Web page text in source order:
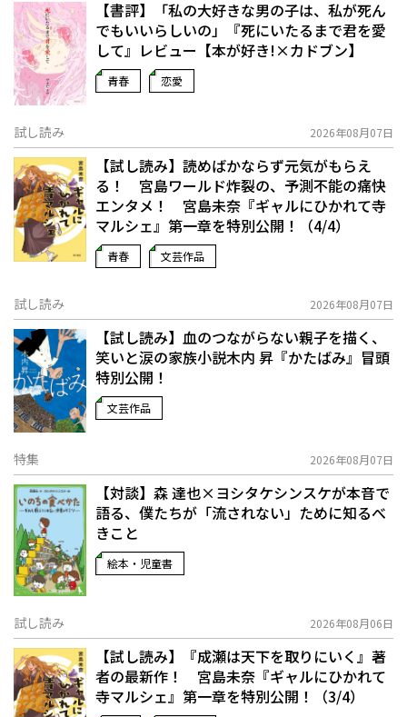
【書評】「私の大好きな男の子は、私が死ん
でもいいらしいの」――『死にいたるまで君を愛
して』レビュー【本が好き!×カドブン】
青春 恋愛
試し読み 2026年08月07日
【試し読み】読めばかならず元気がもらえ
る！ 宮島ワールド炸裂の、予測不能の痛快
エンタメ！ 宮島未奈『ギャルにひかれて寺
マルシェ』第一章を特別公開！（4/4）
青春 文芸作品
試し読み 2026年08月07日
【試し読み】血のつながらない親子を描く、
笑いと涙の家族小説――木内 昇『かたばみ』冒頭
特別公開！
文芸作品
特集 2026年08月07日
【対談】森 達也×ヨシタケシンスケが本音で
語る、僕たちが「流されない」ために知るべ
きこと
絵本・児童書
試し読み 2026年08月06日
【試し読み】『成瀬は天下を取りにいく』著
者の最新作！ 宮島未奈『ギャルにひかれて
寺マルシェ』第一章を特別公開！（3/4）